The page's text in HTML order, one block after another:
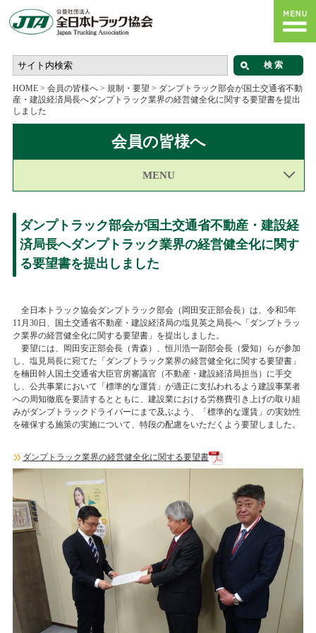
HOME> 会員の皆様へ> 規制・要望 > ダンプトラック部会が国土交通省不動
産・建設経済局長へダンプトラック業界の経営健全化に関する要望書を提出
しました
会員の皆様へ
MENU
ダンプトラック部会が国土交通省不動産・建設経
済局長へダンプトラック業界の経営健全化に関す
る要望書を提出しました
全日本トラック協会ダンプトラック部会（岡田安正部会長）は、令和5年
11月30日、国土交通省不動産・建設経済局の塩見英之局長へ「ダンプトラッ
ク業界の経営健全化に関する要望書」を提出しました。
要望には、岡田安正部会長（青森）、恒川浩一副部会長（愛知）らが参加
し、塩見局長に宛てた「ダンプトラック業界の経営健全化に関する要望書」
を楠田幹人国土交通省大臣官房審議官（不動産・建設経済局担当）に手交
し、公共事業において「標準的な運賃」が適正に支払われるよう建設事業者
への周知徹底を要請するとともに、建設業における労務費引き上げの取り組
みがダンプトラックドライバーにまで及ぶよう、「標準的な運賃」の実効性
を確保する施策の実施について、特段の配慮をいただくよう要望しました。
ダンプトラック業界の経営健全化に関する要望書